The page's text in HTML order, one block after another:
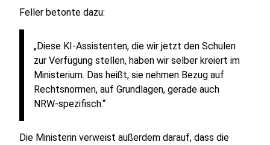
Feller betonte dazu:
„Diese KI-Assistenten, die wir jetzt den Schulen
zur Verfügung stellen, haben wir selber kreiert im
Ministerium. Das heißt, sie nehmen Bezug auf
Rechtsnormen, auf Grundlagen, gerade auch
NRW-spezifisch.“
Die Ministerin verweist außerdem darauf, dass die